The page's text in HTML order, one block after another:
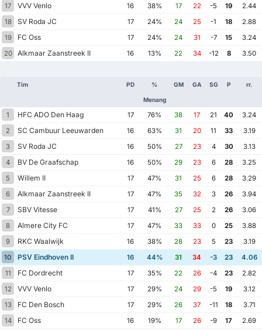
17
VVV Venlo 16 38% 17 22 -5 19
2.44
18
SV Roda JC 17 24% 24 25 -1 18
2.88
19
FC Oss 17 24% 24 31 -7 15
3.24
20
Alkmaar Zaanstreek II 16 13% 22 34 -12 8 3.50
Tim PD %
Menang
GM GA SG P rr.
1 HFC ADO Den Haag 17 76% 38 17 21 40
3.24
2
SC Cambuur Leeuwarden 16 63% 31 20 11 33
3.19
3
SV Roda JC 16 50% 27 23 4 30
3.13
4
BV De Graafschap 16 50% 29 23 6 28
3.25
5
Willem II 17 47% 31 25 6 28
3.29
6
Alkmaar Zaanstreek II 17 47% 35 32 3 26
3.94
7
SBV Vitesse 17 41% 27 25 2 26
3.06
8
Almere City FC 17 47% 33 33 0 25
3.88
9
RKC Waalwijk 16 38% 28 23 5 23
3.19
10
PSV Eindhoven II 16 44% 31 34 -3 23
4.06
11
FC Dordrecht 17 35% 22 26 -4 23
2.82
12
VVV Venlo 17 29% 24 29 -5 19
3.12
13
FC Den Bosch 17 29% 26 37 -11 18
3.71
14
FC Oss 16 19% 17 26 -9 17
2.69